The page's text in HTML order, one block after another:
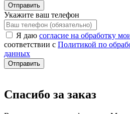
Отправить
Укажите ваш телефон
Я даю согласие на обработку
соответствии с Политикой по
данных
Отправить
Спасибо за заказ